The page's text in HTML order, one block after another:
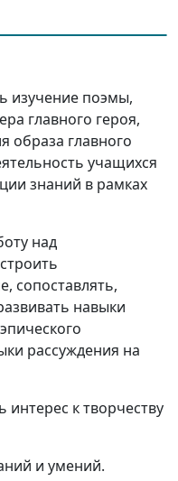
изучение поэмы,
главного героя,
образа главного
учащихся
знаний в рамках
над
сопоставлять,
навыки
рассуждения на
интерес к творчеству
и умений.